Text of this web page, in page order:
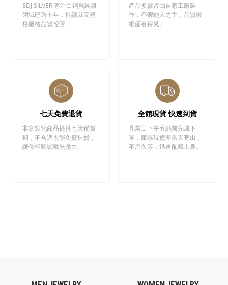
EDJ SILVER 專注白鋼與純銀
領域已逾十年，持續以高規
格嚴格品質控管。
產品多數皆由自家工廠製
作，不假他人之手，品質與
細節看得見。
七天免費退貨
非客製化商品提供七天鑑賞
期，不合適也能免費退貨，
讓你輕鬆試戴無壓力。
全館現貨 快速到貨
凡當日下午五點前完成下
單，庫存現貨即當天寄出，
不用久等，迅速配戴上身。